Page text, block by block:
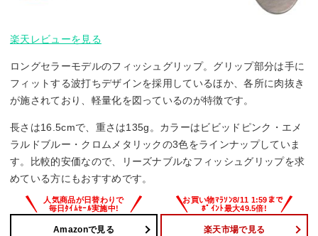
楽天レビューを見る
ロングセラーモデルのフィッシュグリップ。グリップ部分は手に
フィットする波打ちデザインを採用しているほか、各所に肉抜き
が施されており、軽量化を図っているのが特徴です。
長さは16.5cmで、重さは135g。カラーはビビッドピンク・エメ
ラルドブルー・クロムメタリックの3色をラインナップしていま
す。比較的安価なので、リーズナブルなフィッシュグリップを求
めている方にもおすすめです。
Amazonで見る 楽天市場で見る